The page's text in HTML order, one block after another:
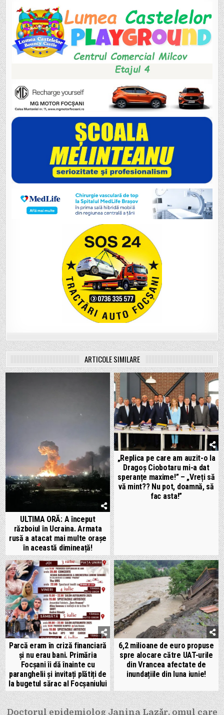
ARTICOLE SIMILARE
ULTIMA ORĂ: A început
războiul în Ucraina. Armata
rusă a atacat mai multe orașe
în această dimineață!
„Replica pe care am auzit-o la
Dragoș Ciobotaru mi-a dat
speranțe maxime!” – „Vreți să
vă mint?? Nu pot, doamnă, să
fac asta!”
Parcă eram în criză financiară
și nu erau bani. Primăria
Focșani îi dă înainte cu
paranghelii și invitați plătiți de
la bugetul sărac al Focșaniului
6,2 milioane de euro propuse
spre alocare către UAT-urile
din Vrancea afectate de
inundațiile din luna iunie!
Doctorul epidemiolog Janina Lazăr, omul care